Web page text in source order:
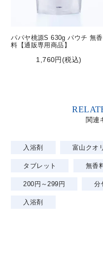
パパヤ桃源S 630g パウチ 無香
料【通販専用商品】
1,760円(税込)
関連
入浴剤 富山クオ
タブレット 無香
200円～299円 分
入浴剤